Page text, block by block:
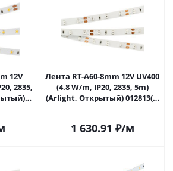
12V
2835,
Лента RT-A60-8mm 12V UV400
(4.8 W/m, IP20, 2835, 5m)
(Arlight, Открытый) 012813(2)
1 630.91 ₽/м